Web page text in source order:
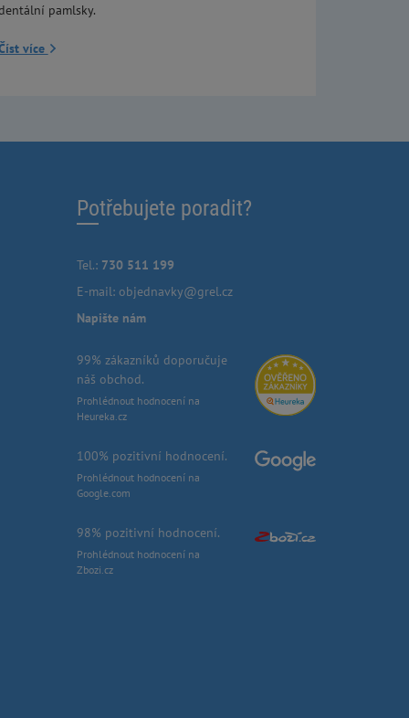
pamlsky.
více
Potřebujete poradit?
Tel.: 730 511 199
E-mail: objednavky@grel.cz
Napište nám
99% zákazníků doporučuje
náš obchod.
Prohlédnout hodnocení na
Heureka.cz
100% pozitivní hodnocení.
Prohlédnout hodnocení na
Google.com
98% pozitivní hodnocení.
Prohlédnout hodnocení na
Zbozi.cz